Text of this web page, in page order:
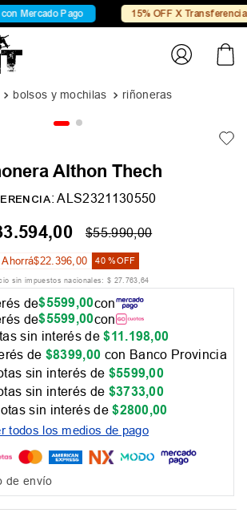
Mercado Pago 15% OFF X Transferencia
bolsos y mochilas riñoneras
Althon Thech
:ALS2321130550
.594,00 $55.990,00
Ahorrá$22.396,00 40 %OFF
sin impuestos nacionales: $ 27.763,64
de$5599,00con
de$5599,00con
sin interés de$11.198,00
de $8399,00 con Banco Provincia
sin interés de $5599,00
sin interés de $3733,00
sin interés de$2800,00
todos los medios de pago
de envío